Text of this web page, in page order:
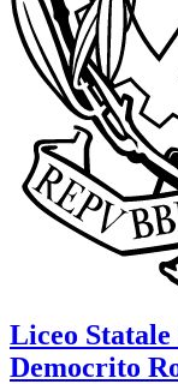
Liceo Statale
Democrito